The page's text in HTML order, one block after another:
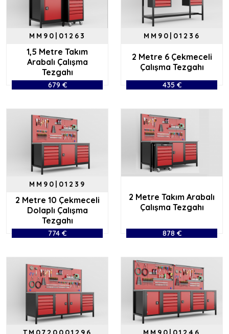
MM90|01263
1,5 Metre Takım
Arabalı Çalışma
Tezgahı
679 €
MM90|01236
2 Metre 6 Çekmeceli
Çalışma Tezgahı
435 €
MM90|01239
2 Metre 10 Çekmeceli
Dolaplı Çalışma
Tezgahı
774 €
2 Metre Takım Arabalı
Çalışma Tezgahı
878 €